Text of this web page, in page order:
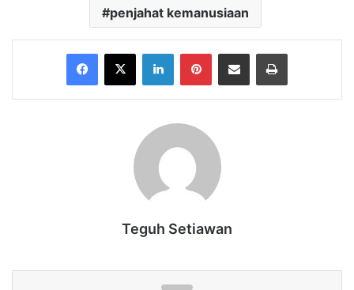
penjahat kemanusiaan
Facebook
X LinkedInPinterestShare via Email Print
Teguh Setiawan